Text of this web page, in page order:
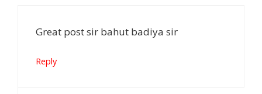
Great post sir bahut badiya sir
Reply